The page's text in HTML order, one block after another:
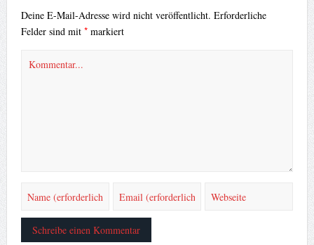
Deine E-Mail-Adresse wird nicht veröffentlicht. Erforderliche
Felder sind mit *markiert